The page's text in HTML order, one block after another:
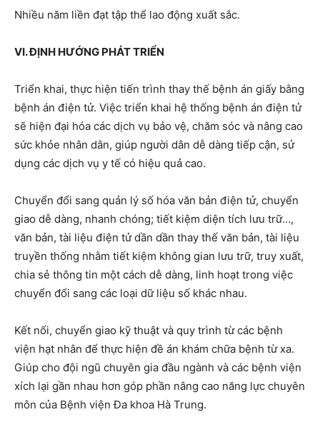
Nhiều năm liền đạt tập thể lao động xuất sắc.
VI. ĐỊNH HƯỚNG PHÁT TRIỂN
Triển khai, thực hiện tiến trình thay thế bệnh án giấy bằng
bệnh án điện tử. Việc triển khai hệ thống bệnh án điện tử
sẽ hiện đại hóa các dịch vụ bảo vệ, chăm sóc và nâng cao
sức khỏe nhân dân, giúp người dân dễ dàng tiếp cận, sử
dụng các dịch vụ y tế có hiệu quả cao.
Chuyển đổi sang quản lý số hóa văn bản điện tử, chuyển
giao dễ dàng, nhanh chóng; tiết kiệm diện tích lưu trữ…,
văn bản, tài liệu điện tử dần dần thay thế văn bản, tài liệu
truyền thống nhằm tiết kiệm không gian lưu trữ, truy xuất,
chia sẻ thông tin một cách dễ dàng, linh hoạt trong việc
chuyển đổi sang các loại dữ liệu số khác nhau.
Kết nối, chuyển giao kỹ thuật và quy trình từ các bệnh
viện hạt nhân để thực hiện đề án khám chữa bệnh từ xa.
Giúp cho đội ngũ chuyên gia đầu ngành và các bệnh viện
xích lại gần nhau hơn góp phần nâng cao năng lực chuyên
môn của Bệnh viện Đa khoa Hà Trung.